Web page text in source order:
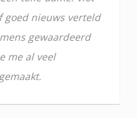
goed nieuws verteld
gewaardeerd
me al veel